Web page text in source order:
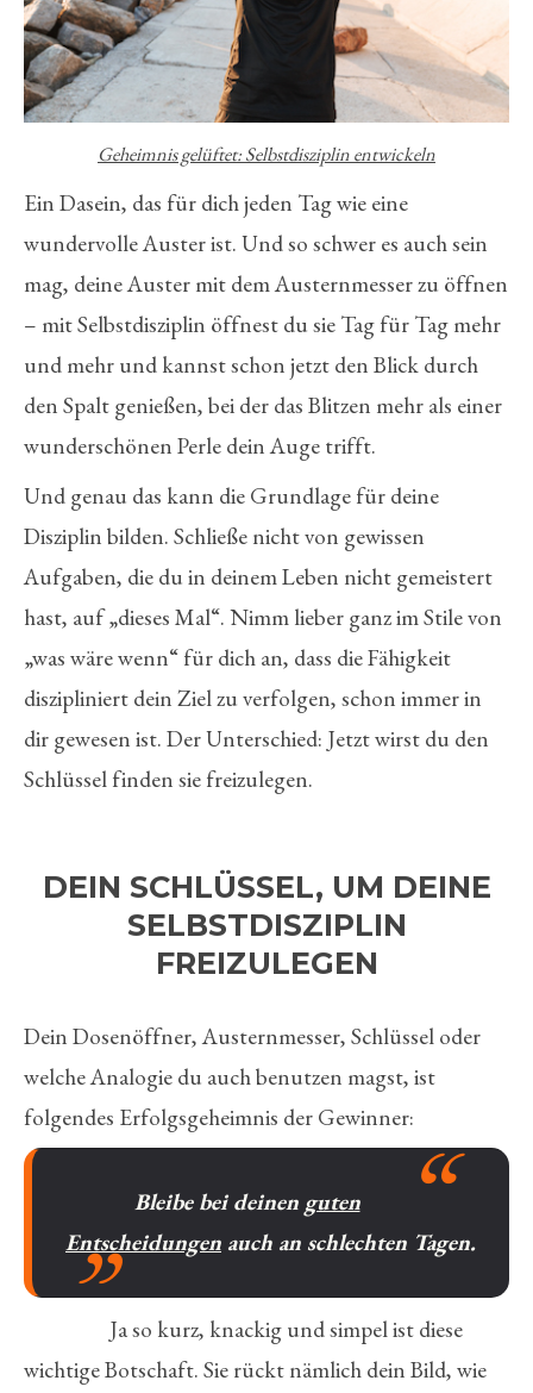
Geheimnis gelüftet: Selbstdisziplin entwickeln
Ein Dasein, das für dich jeden Tag wie eine
wundervolle Auster ist. Und so schwer es auch sein
mag, deine Auster mit dem Austernmesser zu öffnen
– mit Selbstdisziplin öffnest du sie Tag für Tag mehr
und mehr und kannst schon jetzt den Blick durch
den Spalt genießen, bei der das Blitzen mehr als einer
wunderschönen Perle dein Auge trifft.
Und genau das kann die Grundlage für deine
Disziplin bilden. Schließe nicht von gewissen
Aufgaben, die du in deinem Leben nicht gemeistert
hast, auf „dieses Mal“. Nimm lieber ganz im Stile von
„was wäre wenn“ für dich an, dass die Fähigkeit
diszipliniert dein Ziel zu verfolgen, schon immer in
dir gewesen ist. Der Unterschied: Jetzt wirst du den
Schlüssel finden sie freizulegen.
DEIN SCHLÜSSEL, UM DEINE
SELBSTDISZIPLIN
FREIZULEGEN
Dein Dosenöffner, Austernmesser, Schlüssel oder
welche Analogie du auch benutzen magst, ist
folgendes Erfolgsgeheimnis der Gewinner:
Bleibe bei deinen guten
Entscheidungen auch an schlechten Tagen.
Ja so kurz, knackig und simpel ist diese
wichtige Botschaft. Sie rückt nämlich dein Bild, wie